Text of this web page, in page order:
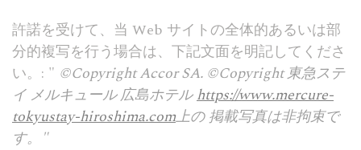
の情報を収集するために使用され、最終的な目標は、統計
を集約して分析し、Webサイトを強化することです。
この種のCookieはありません。
マーケティングと広告
マーケティングCookieは、主にサードパーティによって使
許諾を受けて、当 Web サイトの全体的あるいは部
分的複写を行う場合は、下記文面を明記してくださ
い。: " ©Copyright Accor SA. ©Copyright東急ステ
イ メルキュール 広島ホテルhttps://www.mercure-
tokyustay-hiroshima.com上の掲載写真は非拘束で
す。 "